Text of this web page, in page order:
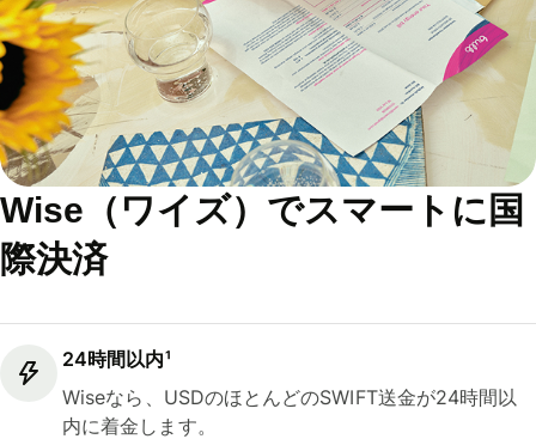
Wise（ワイズ）でスマートに国
際決済
24時間以内¹
Wiseなら、USDのほとんどのSWIFT送金が24時間以
内に着金します。